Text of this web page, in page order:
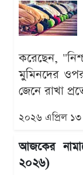
করেছেন,
মুমিনদের
জেনে রাখা
২০২৬ এপ্রিল
আজকের
২০২৬)